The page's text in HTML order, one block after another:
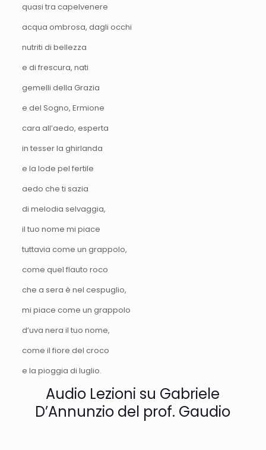
quasi tra capelvenere
acqua ombrosa, dagli occhi
nutriti di bellezza
e di frescura, nati
gemelli della Grazia
e del Sogno, Ermione
cara all’aedo, esperta
in tesser la ghirlanda
e la lode pel fertile
aedo che ti sazia
di melodia selvaggia,
il tuo nome mi piace
tuttavia come un grappolo,
come quel flauto roco
che a sera è nel cespuglio,
mi piace come un grappolo
d’uva nera il tuo nome,
come il fiore del croco
e la pioggia di luglio.
Audio Lezioni su Gabriele
D’Annunzio del prof. Gaudio